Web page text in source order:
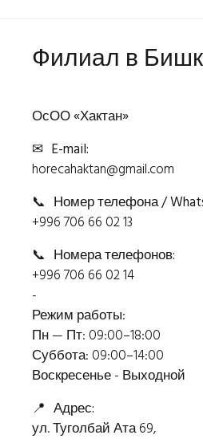
Филиал в
ОсОО «Хактан»
✉ E-mail:
horecahaktan@gmail.com
📞 Номер телефона /
+996 706 66 02 13
📞 Номера телефонов:
+996 706 66 02 14
-
Режим работы:
Пн — Пт: 09:00–18:00
Суббота: 09:00–14:00
Воскресенье - Выходной
📍 Адрес:
ул. Туголбай Ата 69,